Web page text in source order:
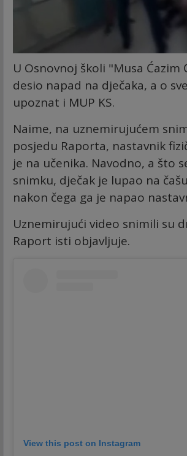
U Osnovnoj školi "Musa Ćazim
desio napad na dječaka, a o
upoznat i MUP KS.
Naime, na uznemirujućem
posjedu Raporta, nastavnik
je na učenika. Navodno, a što
snimku, dječak je lupao na
nakon čega ga je napao
Uznemirujući video snimili su
Raport isti objavljuje.
View this post on Instagram